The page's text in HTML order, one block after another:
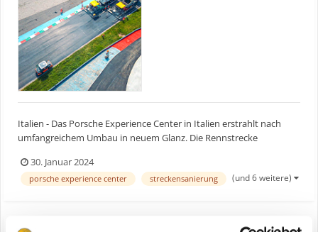
Italien - Das Porsche Experience Center in Italien erstrahlt nach
umfangreichem Umbau in neuem Glanz. Die Rennstrecke
digitalen Lösungen für den Straßenbau von Topcon. Bauforum24
Artikel (21.01.2024): Topcon-Technologie in Abu Dhabi...
30. Januar 2024
porsche experience center streckensanierung (und 6 weitere)